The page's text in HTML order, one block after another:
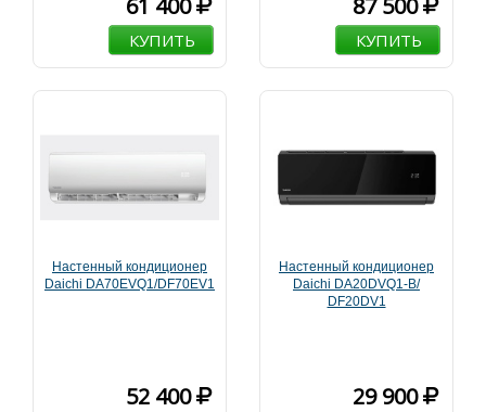
61 400
КУПИТЬ
87 500
КУПИТЬ
Настенный кондиционер
Daichi DA70EVQ1/DF70EV1
52 400
Настенный кондиционер
Daichi DA20DVQ1-B/
DF20DV1
29 900